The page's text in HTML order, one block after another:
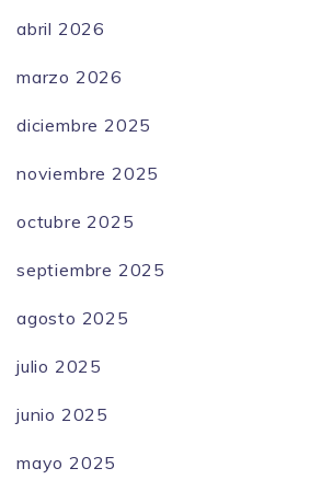
abril 2026
marzo 2026
diciembre 2025
noviembre 2025
octubre 2025
septiembre 2025
agosto 2025
julio 2025
junio 2025
mayo 2025